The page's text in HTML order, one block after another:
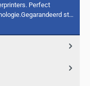
Perfect
st…